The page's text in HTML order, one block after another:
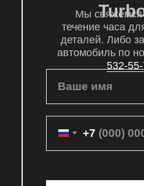
Мы свяжемся
течение часа
деталей. Либо
автомобиль по
532-
Ваше имя
+7